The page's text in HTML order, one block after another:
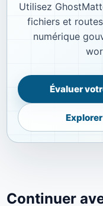
Utilisez
fichiers et
numérique
Évaluer
Continuer